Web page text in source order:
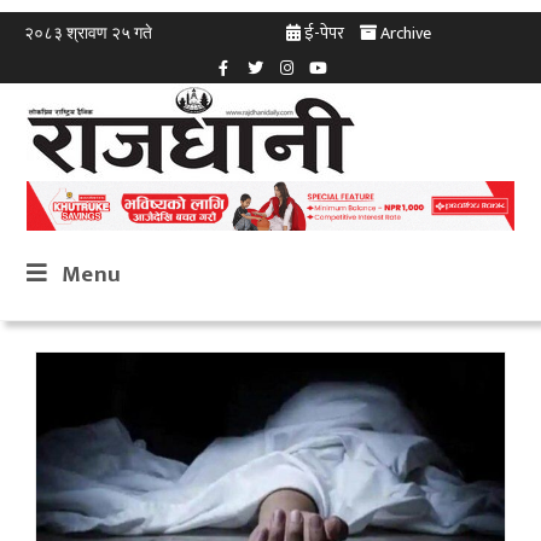
२०८३ श्रावण २५ गते ई-पेपर Archive
Menu